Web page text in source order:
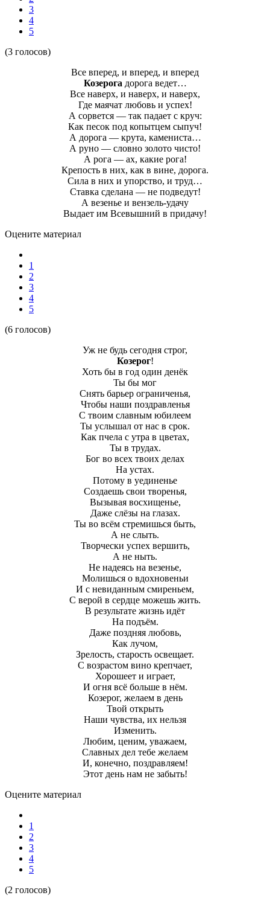
3
4
5
(3 голосов)
Все вперед, и вперед, и вперед
Козерога дорога ведет…
Все наверх, и наверх, и наверх,
Где маячат любовь и успех!
А сорвется — так падает с круч:
Как песок под копытцем сыпуч!
А дорога — крута, камениста…
А руно — словно золото чисто!
А рога — ах, какие рога!
Крепость в них, как в вине, дорога.
Сила в них и упорство, и труд…
Ставка сделана — не подведут!
А везенье и вензель-удачу
Выдает им Всевышний в придачу!
Оцените материал
1
2
3
4
5
(6 голосов)
Уж не будь сегодня строг,
Козерог!
Хоть бы в год один денёк
Ты бы мог
Снять барьер ограниченья,
Чтобы наши поздравленья
С твоим славным юбилеем
Ты услышал от нас в срок.
Как пчела с утра в цветах,
Ты в трудах.
Бог во всех твоих делах
На устах.
Потому в уединенье
Создаешь свои творенья,
Вызывая восхищенье,
Даже слёзы на глазах.
Ты во всём стремишься быть,
А не слыть.
Творчески успех вершить,
А не ныть.
Не надеясь на везенье,
Молишься о вдохновеньи
И с невиданным смиреньем,
С верой в сердце можешь жить.
В результате жизнь идёт
На подъём.
Даже поздняя любовь,
Как лучом,
Зрелость, старость освещает.
С возрастом вино крепчает,
Хорошеет и играет,
И огня всё больше в нём.
Козерог, желаем в день
Твой открыть
Наши чувства, их нельзя
Изменить.
Любим, ценим, уважаем,
Славных дел тебе желаем
И, конечно, поздравляем!
Этот день нам не забыть!
Оцените материал
1
2
3
4
5
(2 голосов)